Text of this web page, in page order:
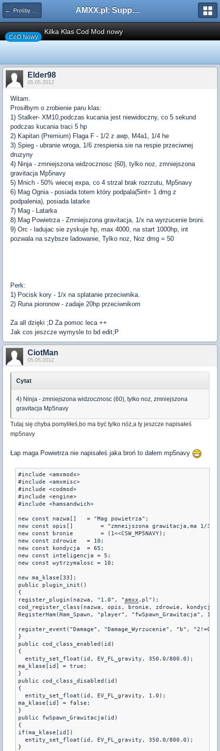
← Prośby o Klasę/Perk AMXX.pl: Support AMX Mod X i SourceMod
CoD Nowy
Kilka Klas Cod Mod nowy
Elder98
05.05.2012
Witam.
Prosiłbym o zrobienie paru klas:
1) Stalker- XM10,podczas kucania jest niewidoczny, co 5 sekund
podczas kucania traci 5 hp
2) Kapitan (Premium) Flaga F - 1/2 z awp, M4a1, 1/4 he
3) Spieg - ubranie wroga, 1/6 zrespienia sie na respie przeciwnej
druzyny
4) Ninja - zmniejszona widzocznosc (60), tylko noz, zmniejszona
gravitacja Mp5navy
5) Mnich - 50% wiecej expa, co 4 strzal brak rozrzutu, Mp5navy
6) Mag Ognia - posiada totem który podpala(5int= 1 dmg z
podpalenia), posiada latarke
7) Mag - Latarka
8) Mag Powietrza - Zmniejszona gravitacja, 1/x na wyrzucenie broni.
9) Orc - ladujac sie zyskuje hp, max 4000, na start 1000hp, int
pozwala na szybsze ladowanie, Tylko noz, Noz dmg = 50
Perk:
1) Pocisk kory - 1/x na splatanie przeciwnika.
2) Runa pioronow - zadaje 20hp przeciwnikom
Za all dzięki ;D Za pomoc leca ++
Jak cos jeszcze wymysle to bd edit;P
CiotMan
05.05.2012
Cytat
4) Ninja - zmniejszona widzocznosc (60), tylko noz, zmniejszona
gravitacja Mp5navy
Tutaj się chyba pomyliłeś,bo ma być tylko nóż,a ty jeszcze napisałeś
mp5navy
Łap maga Powietrza nie napisałeś jaka broń to dałem mp5navy
#include <amxmodx>
#include <amxmisc>
#include <codmod>
#include <engine>
#include <hamsandwich>
new const nazwa[]   = "Mag powietrza";
new const opis[]	= "zmneijszona
new const bronie	= (1<<CSW_MP5NAVY);
new const zdrowie   = 10;
new const kondycja  = 65;
new const inteligencja = 5;
new const wytrzymalosc = 10;
new ma_klase[33];
public plugin_init()
{
register_plugin(nazwa, "1.0", "amxx .pl");
cod_register_class(nazwa, opis, bronie, zdrowie,
RegisterHam(Ham_Spawn, "player", "fwSpawn_Grawitacja", 1);
register_event("Damage", "Damage_Wyrzucenie", "b",
}
public cod_class_enabled(id)
{
  entity_set_float(id, EV_FL_gravity, 350.0/800.0);
ma_klase[id] = true;
}
public cod_class_disabled(id)
{
  entity_set_float(id, EV_FL_gravity, 1.0);
ma_klase[id] = false;
}
public fwSpawn_Grawitacja(id)
{
if(ma_klase[id])
  entity_set_float(id, EV_FL_gravity, 350.0/800.0);
}